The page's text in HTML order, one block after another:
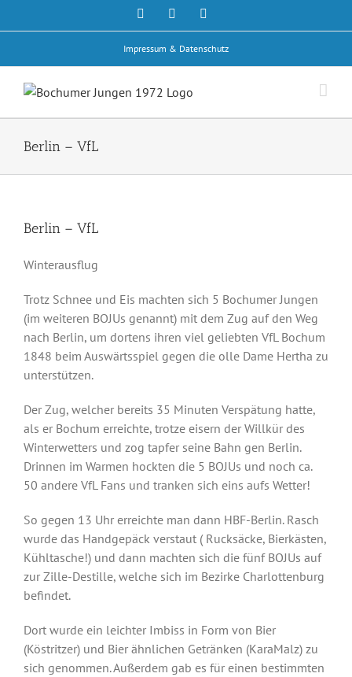
Inhalt
Facebook
Impressum & Datenschutz
Berlin – VfL
Berlin – VfL
Winterausflug
Trotz Schnee und Eis machten sich 5 Bochumer Jungen
(im weiteren BOJUs genannt) mit dem Zug auf den Weg
nach Berlin, um dortens ihren viel geliebten VfL Bochum
1848 beim Auswärtsspiel gegen die olle Dame Hertha zu
unterstützen.
Der Zug, welcher bereits 35 Minuten Verspätung hatte,
als er Bochum erreichte, trotze eisern der Willkür des
Winterwetters und zog tapfer seine Bahn gen Berlin.
Drinnen im Warmen hockten die 5 BOJUs und noch ca.
50 andere VfL Fans und tranken sich eins aufs Wetter!
So gegen 13 Uhr erreichte man dann HBF-Berlin. Rasch
wurde das Handgepäck verstaut ( Rucksäcke, Bierkästen,
Kühltasche!) und dann machten sich die fünf BOJUs auf
zur Zille-Destille, welche sich im Bezirke Charlottenburg
befindet.
Dort wurde ein leichter Imbiss in Form von Bier
(Köstritzer) und Bier ähnlichen Getränken (KaraMalz) zu
sich genommen. Außerdem gab es für einen bestimmten